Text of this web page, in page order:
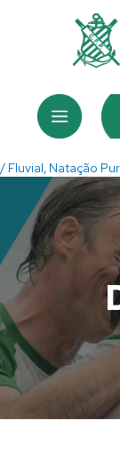
Menu
/ Fluvial, Natação